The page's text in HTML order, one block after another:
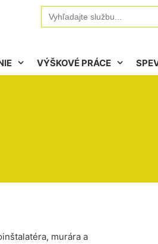
Search
for:
VÝŠKOVÉ PRÁCE
murára a